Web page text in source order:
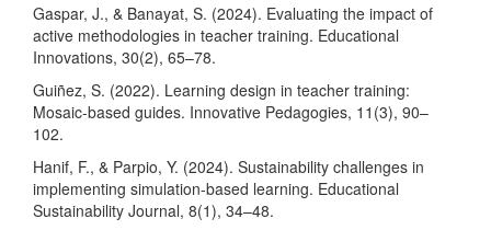
Gaspar, J., & Banayat, S. (2024). Evaluating the impact of
active methodologies in teacher training. Educational
Innovations, 30(2), 65–78.
Guiñez, S. (2022). Learning design in teacher training:
Mosaic-based guides. Innovative Pedagogies, 11(3), 90–
102.
Hanif, F., & Parpio, Y. (2024). Sustainability challenges in
implementing simulation-based learning. Educational
Sustainability Journal, 8(1), 34–48.